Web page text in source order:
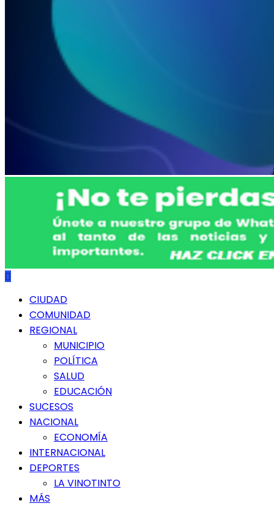
Menú
principal
CIUDAD
COMUNIDAD
REGIONAL
MUNICIPIO
POLÍTICA
SALUD
EDUCACIÓN
SUCESOS
NACIONAL
ECONOMÍA
INTERNACIONAL
DEPORTES
LA VINOTINTO
MÁS